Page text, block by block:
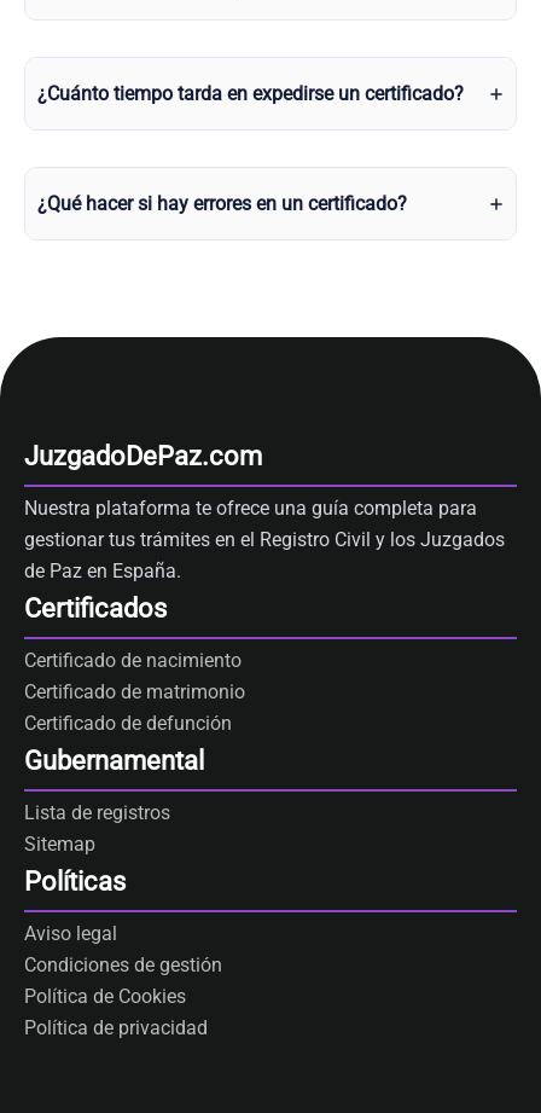
¿Cuánto tiempo tarda en expedirse un certificado?
¿Qué hacer si hay errores en un certificado?
JuzgadoDePaz.com
Nuestra plataforma te ofrece una guía completa para
gestionar tus trámites en el Registro Civil y los Juzgados
de Paz en España.
Certificados
Certificado de nacimiento
Certificado de matrimonio
Certificado de defunción
Gubernamental
Lista de registros
Sitemap
Políticas
Aviso legal
Condiciones de gestión
Política de Cookies
Política de privacidad